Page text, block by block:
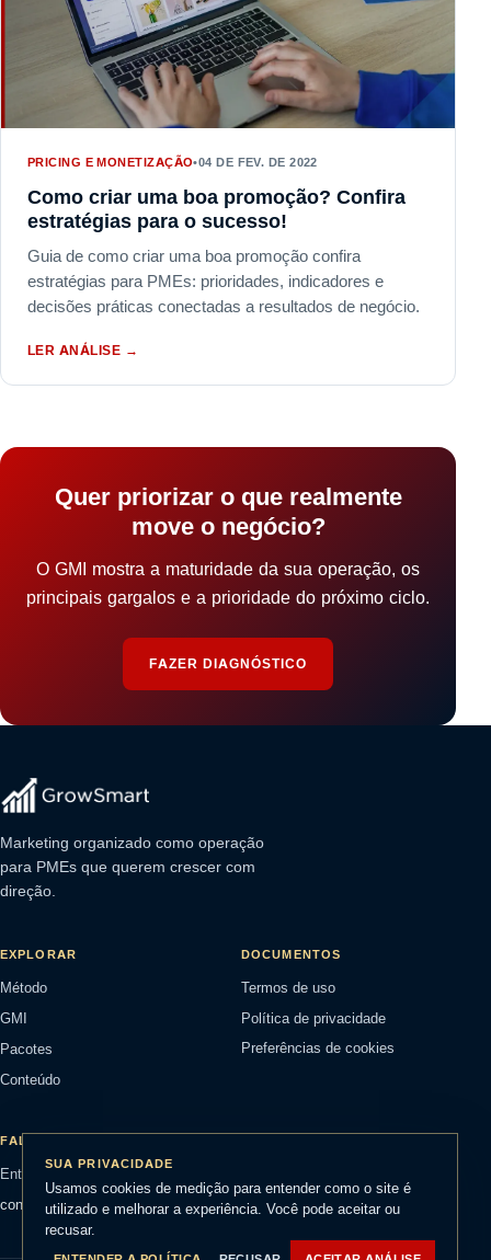
PRICING E MONETIZAÇÃO•04 DE FEV. DE 2022
Como criar uma boa promoção? Confira
estratégias para o sucesso!
Guia de como criar uma boa promoção confira
estratégias para PMEs: prioridades, indicadores e
decisões práticas conectadas a resultados de negócio.
LER ANÁLISE →
Quer priorizar o que realmente
move o negócio?
O GMI mostra a maturidade da sua operação, os
principais gargalos e a prioridade do próximo ciclo.
FAZER DIAGNÓSTICO
Marketing organizado como operação
para PMEs que querem crescer com
direção.
EXPLORAR
Método
GMI
Pacotes
Conteúdo
DOCUMENTOS
Termos de uso
Política de privacidade
Preferências de cookies
FALE COM A GROWSMART
Entrar em contato
contato@growsmart.com.br
SUA PRIVACIDADE
Usamos cookies de medição para entender como o site é
utilizado e melhorar a experiência. Você pode aceitar ou
recusar.